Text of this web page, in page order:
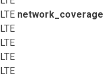
network_coverage